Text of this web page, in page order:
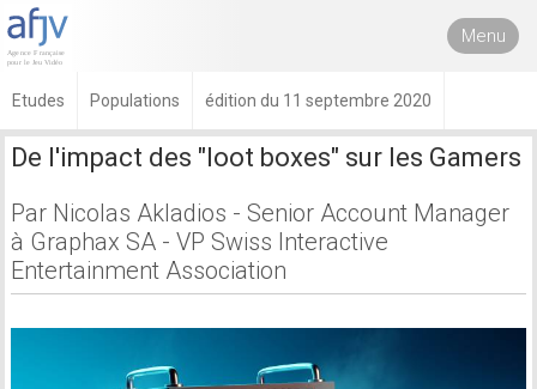
Menu
Etudes Populations édition du 11 septembre 2020
De l'impact des "loot boxes" sur les Gamers
Par Nicolas Akladios - Senior Account Manager
à Graphax SA - VP Swiss Interactive
Entertainment Association